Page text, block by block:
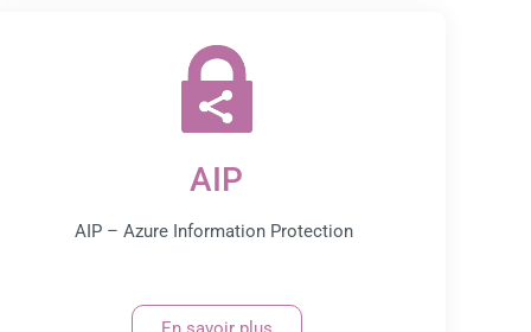
AIP
AIP – Azure Information Protection